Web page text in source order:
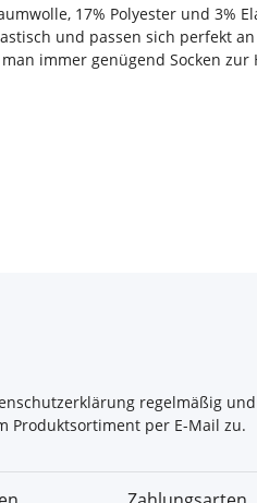
17% Polyester und
und passen sich perfekt
immer genügend Socken zur
regelmäßig und
Produktsortiment per E-Mail zu.